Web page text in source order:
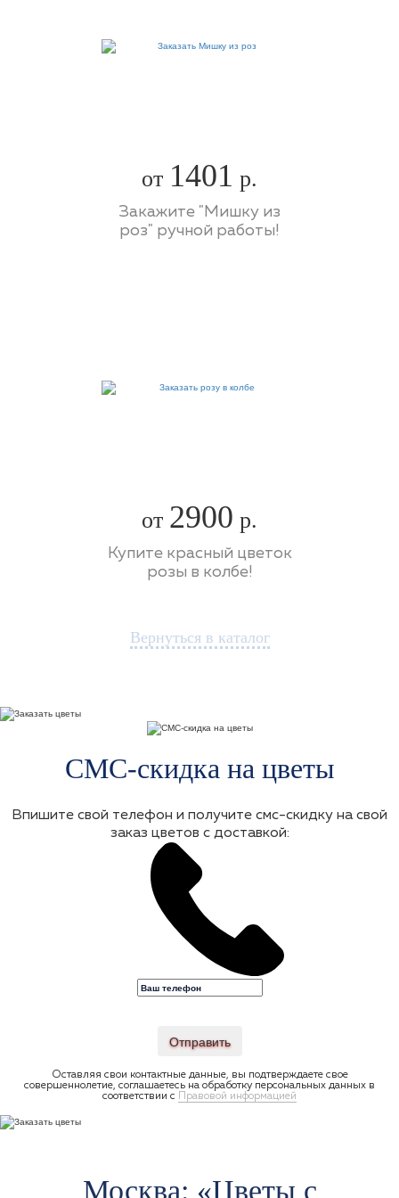
от 1401 р.
Закажите "Мишку из
роз" ручной работы!
от 2900 р.
Купите красный цветок
розы в колбе!
Вернуться в каталог
СМС-скидка на цветы
Впишите свой телефон и получите смс-скидку на свой
заказ цветов с доставкой:
Отправить
Оставляя свои контактные данные, вы подтверждаете свое
совершеннолетие, соглашаетесь на обработку персональных данных в
соответствии с
Правовой информацией
Москва: «Цветы c